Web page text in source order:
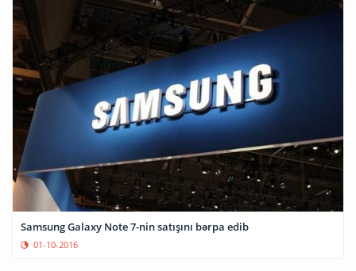
Samsung Galaxy Note 7-nin satışını bərpa edib
01-10-2016